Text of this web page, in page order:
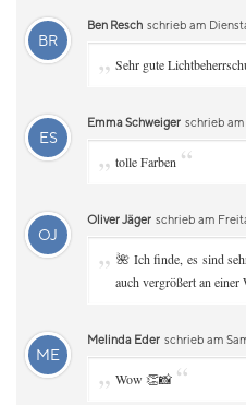
BR
Ben Resch schrieb am
„ Sehr gute
ES
Emma Schweiger schrieb am
„ tolle Farben “
OJ
Oliver Jäger schrieb am
„ 🌺 Ich finde, es sind
auch vergrößert an einer
ME
Melinda Eder schrieb am
„ Wow 👏📸 “